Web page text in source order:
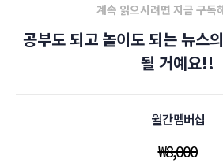
계속 읽으시려면 지금 구독
공부도 되고 놀이도 되는 뉴스
될 거예요!!
월간 멤버십
₩8,000